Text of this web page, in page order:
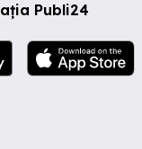
Publi24